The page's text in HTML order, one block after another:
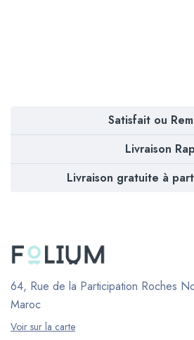
Satisfait ou
Livraison
Livraison gratuite à
64, Rue de la Participation Roches
Maroc
Voir sur la carte